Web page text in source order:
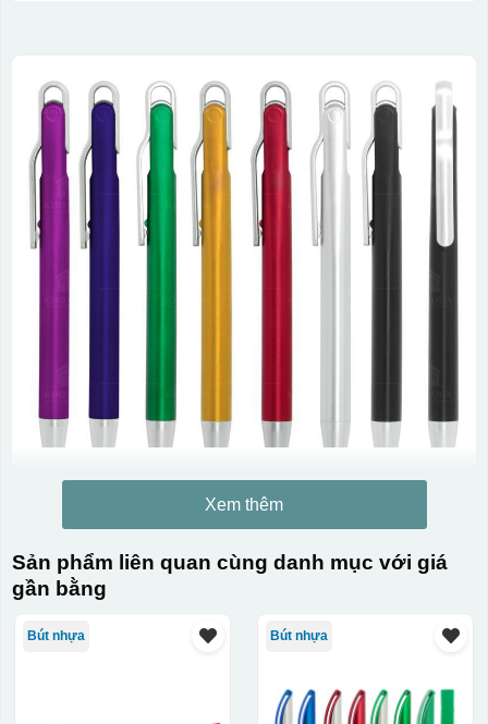
Xem thêm
Sản phẩm liên quan cùng danh mục với giá
gần bằng
Bút nhựa Bút nhựa